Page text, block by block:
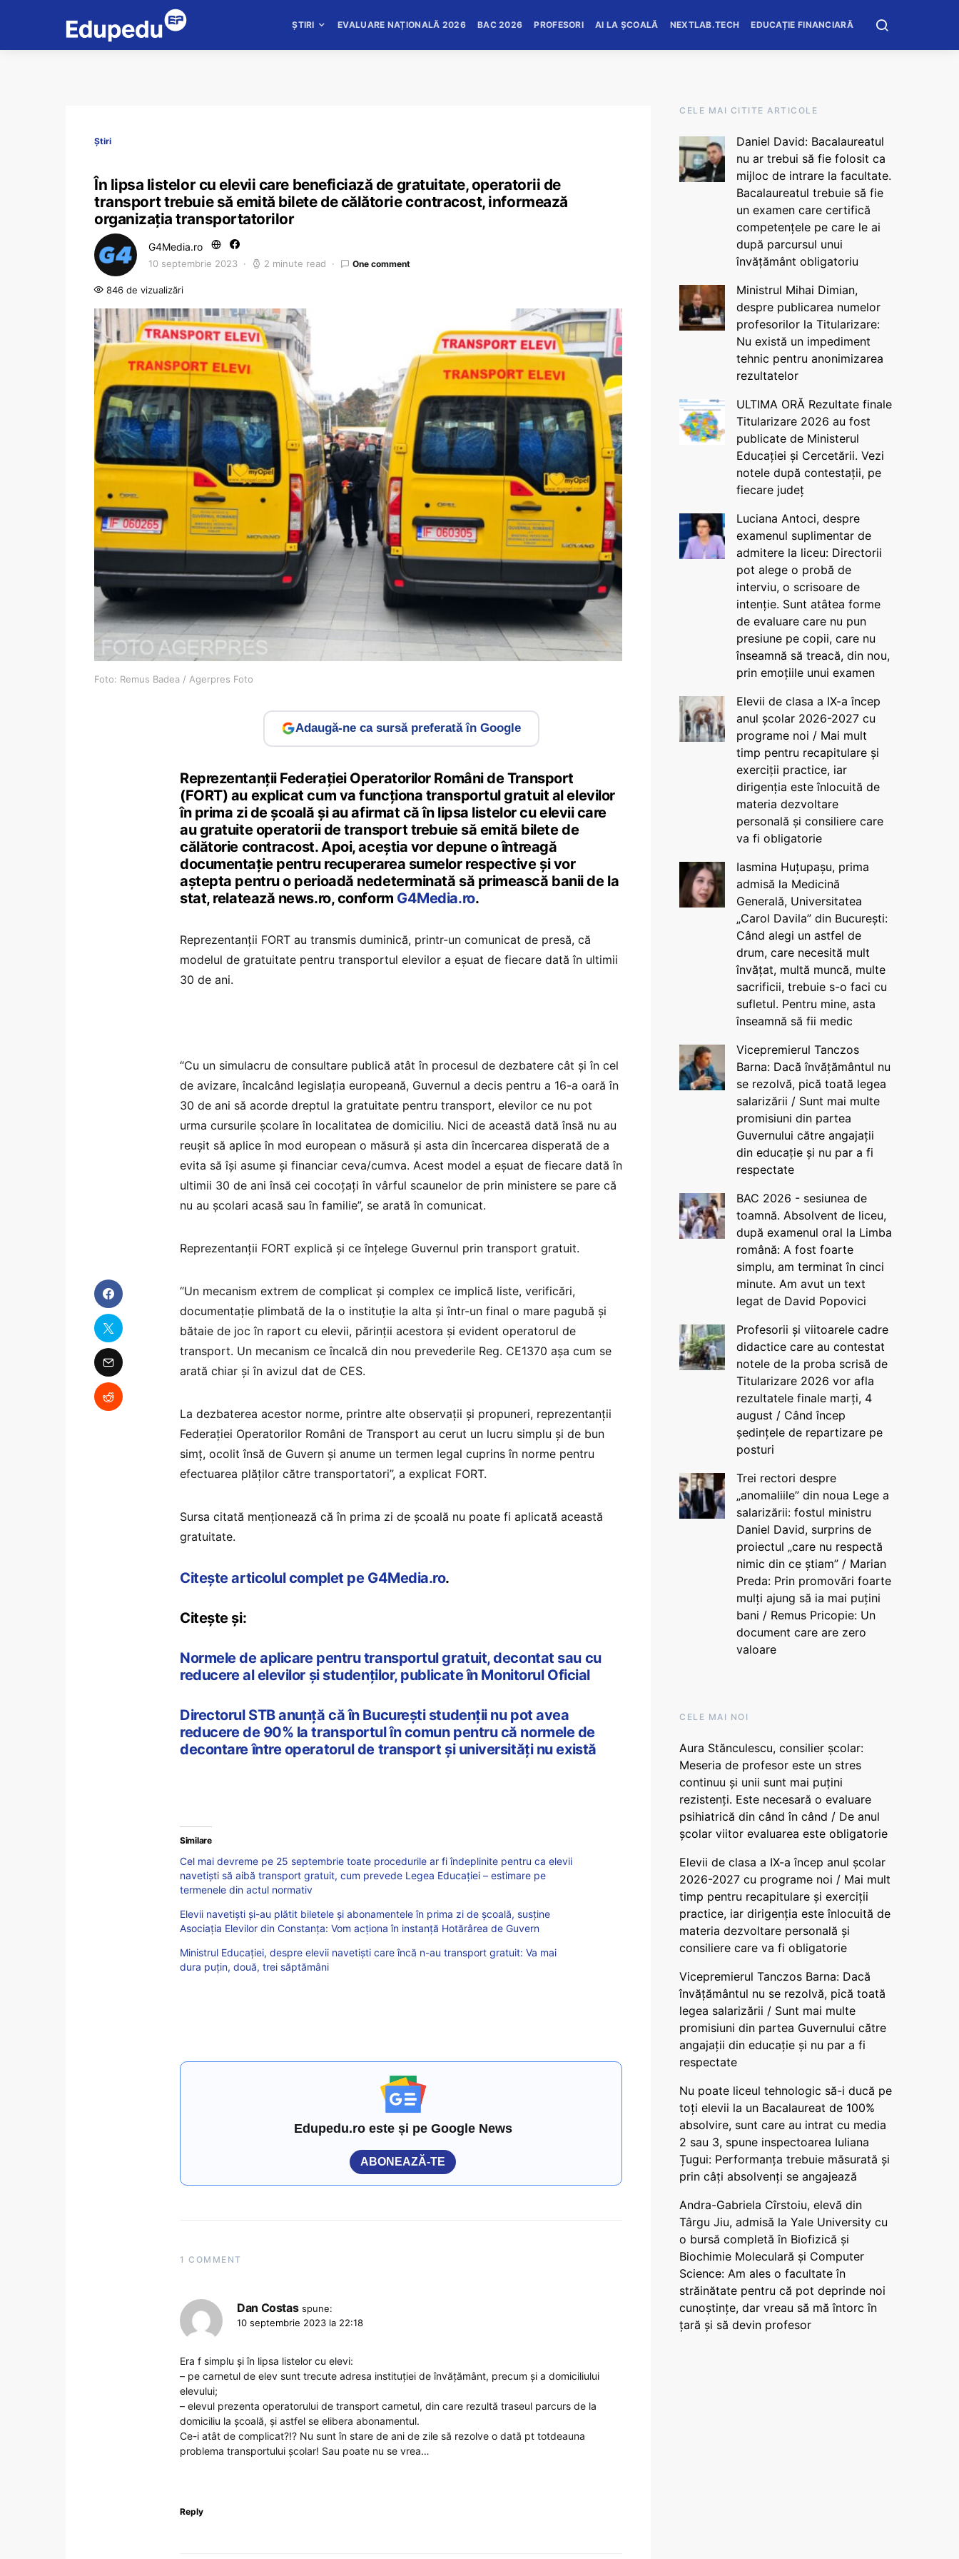
ȘTIRI EVALUARE NAȚIONALĂ 2026 BAC 2026 PROFESORI AI LA ȘCOALĂ NEXTLAB.TECH EDUCAȚIE FINANCIARĂ
Știri
În lipsa listelor cu elevii care beneficiază de gratuitate, operatorii de
transport trebuie să emită bilete de călătorie contracost, informează
organizația transportatorilor
G4Media.ro
10 septembrie 2023 2 minute read One comment
846 de vizualizări
Foto: Remus Badea / Agerpres Foto
Adaugă-ne ca sursă preferată în Google
Reprezentanţii Federaţiei Operatorilor Români de Transport
(FORT) au explicat cum va funcţiona transportul gratuit al elevilor
în prima zi de şcoală şi au afirmat că în lipsa listelor cu elevii care
au gratuite operatorii de transport trebuie să emită bilete de
călătorie contracost. Apoi, aceştia vor depune o întreagă
documentaţie pentru recuperarea sumelor respective şi vor
aştepta pentru o perioadă nedeterminată să primească banii de la
stat, relatează news.ro, conform G4Media.ro.
Reprezentanţii FORT au transmis duminică, printr-un comunicat de presă, că
modelul de gratuitate pentru transportul elevilor a eşuat de fiecare dată în ultimii
30 de ani.
“Cu un simulacru de consultare publică atât în procesul de dezbatere cât şi în cel
de avizare, încalcând legislaţia europeană, Guvernul a decis pentru a 16-a oară în
30 de ani să acorde dreptul la gratuitate pentru transport, elevilor ce nu pot
urma cursurile şcolare în localitatea de domiciliu. Nici de această dată însă nu au
reuşit să aplice în mod european o măsură şi asta din încercarea disperată de a
evita să îşi asume şi financiar ceva/cumva. Acest model a eşuat de fiecare dată în
ultimii 30 de ani însă cei cocoţaţi în vârful scaunelor de prin ministere se pare că
nu au şcolari acasă sau în familie”, se arată în comunicat.
Reprezentanţii FORT explică şi ce înţelege Guvernul prin transport gratuit.
“Un mecanism extrem de complicat şi complex ce implică liste, verificări,
documentaţie plimbată de la o instituţie la alta şi într-un final o mare pagubă şi
bătaie de joc în raport cu elevii, părinţii acestora şi evident operatorul de
transport. Un mecanism ce încalcă din nou prevederile Reg. CE1370 aşa cum se
arată chiar şi în avizul dat de CES.
La dezbaterea acestor norme, printre alte observaţii şi propuneri, reprezentanţii
Federaţiei Operatorilor Români de Transport au cerut un lucru simplu şi de bun
simţ, ocolit însă de Guvern şi anume un termen legal cuprins în norme pentru
efectuarea plăţilor către transportatori”, a explicat FORT.
Sursa citată menţionează că în prima zi de şcoală nu poate fi aplicată această
gratuitate.
Citește articolul complet pe G4Media.ro.
Citește și:
Normele de aplicare pentru transportul gratuit, decontat sau cu
reducere al elevilor și studenților, publicate în Monitorul Oficial
Directorul STB anunță că în București studenții nu pot avea
reducere de 90% la transportul în comun pentru că normele de
decontare între operatorul de transport și universități nu există
Similare
Cel mai devreme pe 25 septembrie toate procedurile ar fi îndeplinite pentru ca elevii
navetiști să aibă transport gratuit, cum prevede Legea Educației – estimare pe
termenele din actul normativ
Elevii navetiști și-au plătit biletele și abonamentele în prima zi de școală, susține
Asociația Elevilor din Constanța: Vom acționa în instanță Hotărârea de Guvern
Ministrul Educației, despre elevii navetiști care încă n-au transport gratuit: Va mai
dura puțin, două, trei săptămâni
Edupedu.ro este și pe Google News
ABONEAZĂ-TE
1 COMMENT
Dan Costas spune:
10 septembrie 2023 la 22:18
Era f simplu și în lipsa listelor cu elevi:
– pe carnetul de elev sunt trecute adresa instituției de învățământ, precum și a domiciliului
elevului;
– elevul prezenta operatorului de transport carnetul, din care rezultă traseul parcurs de la
domiciliu la școală, și astfel se elibera abonamentul.
Ce-i atât de complicat?!? Nu sunt în stare de ani de zile să rezolve o dată pt totdeauna
problema transportului școlar! Sau poate nu se vrea…
Reply
CELE MAI CITITE ARTICOLE
Daniel David: Bacalaureatul
nu ar trebui să fie folosit ca
mijloc de intrare la facultate.
Bacalaureatul trebuie să fie
un examen care certifică
competențele pe care le ai
după parcursul unui
învățământ obligatoriu
Ministrul Mihai Dimian,
despre publicarea numelor
profesorilor la Titularizare:
Nu există un impediment
tehnic pentru anonimizarea
rezultatelor
ULTIMA ORĂ Rezultate finale
Titularizare 2026 au fost
publicate de Ministerul
Educației și Cercetării. Vezi
notele după contestații, pe
fiecare județ
Luciana Antoci, despre
examenul suplimentar de
admitere la liceu: Directorii
pot alege o probă de
interviu, o scrisoare de
intenție. Sunt atâtea forme
de evaluare care nu pun
presiune pe copii, care nu
înseamnă să treacă, din nou,
prin emoțiile unui examen
Elevii de clasa a IX-a încep
anul școlar 2026-2027 cu
programe noi / Mai mult
timp pentru recapitulare și
exerciții practice, iar
dirigenția este înlocuită de
materia dezvoltare
personală și consiliere care
va fi obligatorie
Iasmina Huțupașu, prima
admisă la Medicină
Generală, Universitatea
„Carol Davila” din București:
Când alegi un astfel de
drum, care necesită mult
învățat, multă muncă, multe
sacrificii, trebuie s-o faci cu
sufletul. Pentru mine, asta
înseamnă să fii medic
Vicepremierul Tanczos
Barna: Dacă învățământul nu
se rezolvă, pică toată legea
salarizării / Sunt mai multe
promisiuni din partea
Guvernului către angajații
din educație și nu par a fi
respectate
BAC 2026 - sesiunea de
toamnă. Absolvent de liceu,
după examenul oral la Limba
română: A fost foarte
simplu, am terminat în cinci
minute. Am avut un text
legat de David Popovici
Profesorii și viitoarele cadre
didactice care au contestat
notele de la proba scrisă de
Titularizare 2026 vor afla
rezultatele finale marți, 4
august / Când încep
ședințele de repartizare pe
posturi
Trei rectori despre
„anomaliile” din noua Lege a
salarizării: fostul ministru
Daniel David, surprins de
proiectul „care nu respectă
nimic din ce știam” / Marian
Preda: Prin promovări foarte
mulți ajung să ia mai puțini
bani / Remus Pricopie: Un
document care are zero
valoare
CELE MAI NOI
Aura Stănculescu, consilier școlar:
Meseria de profesor este un stres
continuu și unii sunt mai puțini
rezistenți. Este necesară o evaluare
psihiatrică din când în când / De anul
școlar viitor evaluarea este obligatorie
Elevii de clasa a IX-a încep anul școlar
2026-2027 cu programe noi / Mai mult
timp pentru recapitulare și exerciții
practice, iar dirigenția este înlocuită de
materia dezvoltare personală și
consiliere care va fi obligatorie
Vicepremierul Tanczos Barna: Dacă
învățământul nu se rezolvă, pică toată
legea salarizării / Sunt mai multe
promisiuni din partea Guvernului către
angajații din educație și nu par a fi
respectate
Nu poate liceul tehnologic să-i ducă pe
toți elevii la un Bacalaureat de 100%
absolvire, sunt care au intrat cu media
2 sau 3, spune inspectoarea Iuliana
Țugui: Performanța trebuie măsurată și
prin câți absolvenți se angajează
Andra-Gabriela Cîrstoiu, elevă din
Târgu Jiu, admisă la Yale University cu
o bursă completă în Biofizică și
Biochimie Moleculară și Computer
Science: Am ales o facultate în
străinătate pentru că pot deprinde noi
cunoștințe, dar vreau să mă întorc în
țară și să devin profesor